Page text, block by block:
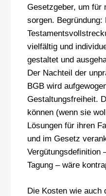
Gesetzgeber, um für
sorgen. Begründung:
vielfältig und
gestaltet und
Der Nachteil der
BGB wird
Gestaltungsfreiheit.
können (wenn sie
Lösungen für ihren
und im Gesetz
Vergütungsdefinition
Tagung – wäre
Die Kosten wie auch